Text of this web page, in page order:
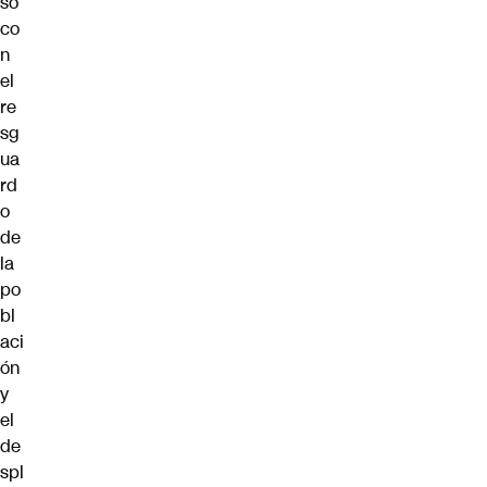
co
n
el
re
sg
ua
rd
o
de
la
po
bl
aci
ón
y
el
de
spl